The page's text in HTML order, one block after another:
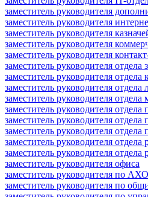
заместитель руководителя
заместитель руководителя
заместитель руководителя
заместитель руководителя
заместитель руководителя
заместитель руководителя отдела
заместитель руководителя отдела
заместитель руководителя отдела
заместитель руководителя отдела
заместитель руководителя отдела
заместитель руководителя отдела
заместитель руководителя отдела
заместитель руководителя отдела
заместитель руководителя отдела
заместитель руководителя офиса
заместитель руководителя по АХО
заместитель руководителя по